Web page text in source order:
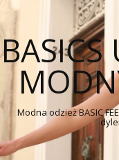
BASICS
Modna odzież BASIC